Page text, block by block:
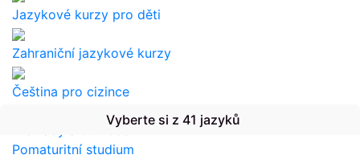
Jazykové kurzy pro děti
Zahraniční jazykové kurzy
Čeština pro cizince
Překlady a tlumočení
Vyberte si z 41 jazyků
Pomaturitní studium